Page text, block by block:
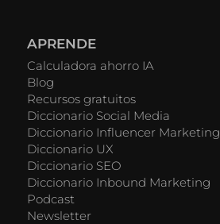
APRENDE
Calculadora ahorro IA
Blog
Recursos gratuitos
Diccionario Social Media
Diccionario Influencer Marketing
Diccionario UX
Diccionario SEO
Diccionario Inbound Marketing
Podcast
Newsletter